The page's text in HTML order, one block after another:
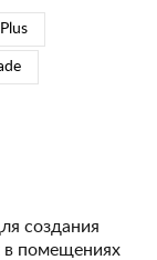
создания
в помещениях